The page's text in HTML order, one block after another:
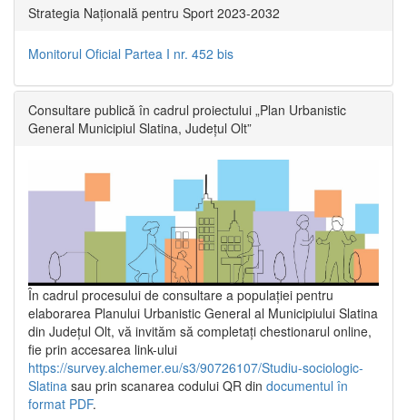
Strategia Națională pentru Sport 2023-2032
Monitorul Oficial Partea I nr. 452 bis
Consultare publică în cadrul proiectului „Plan Urbanistic
General Municipiul Slatina, Județul Olt”
În cadrul procesului de consultare a populaţiei pentru
elaborarea Planului Urbanistic General al Municipiului Slatina
din Județul Olt, vă invităm să completați chestionarul online,
fie prin accesarea link-ului
https://survey.alchemer.eu/s3/90726107/Studiu-sociologic-
Slatina sau prin scanarea codului QR din documentul în
format PDF.